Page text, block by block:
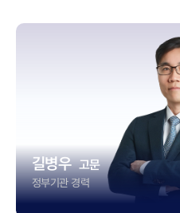
길병우 고문
정부기관 경력